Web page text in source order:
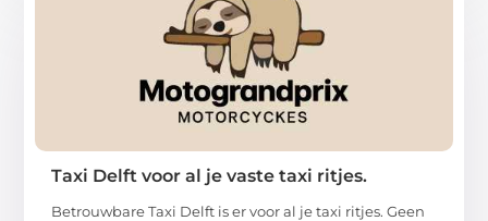
Taxi Delft voor al je vaste taxi ritjes.
Betrouwbare Taxi Delft is er voor al je taxi ritjes. Geen